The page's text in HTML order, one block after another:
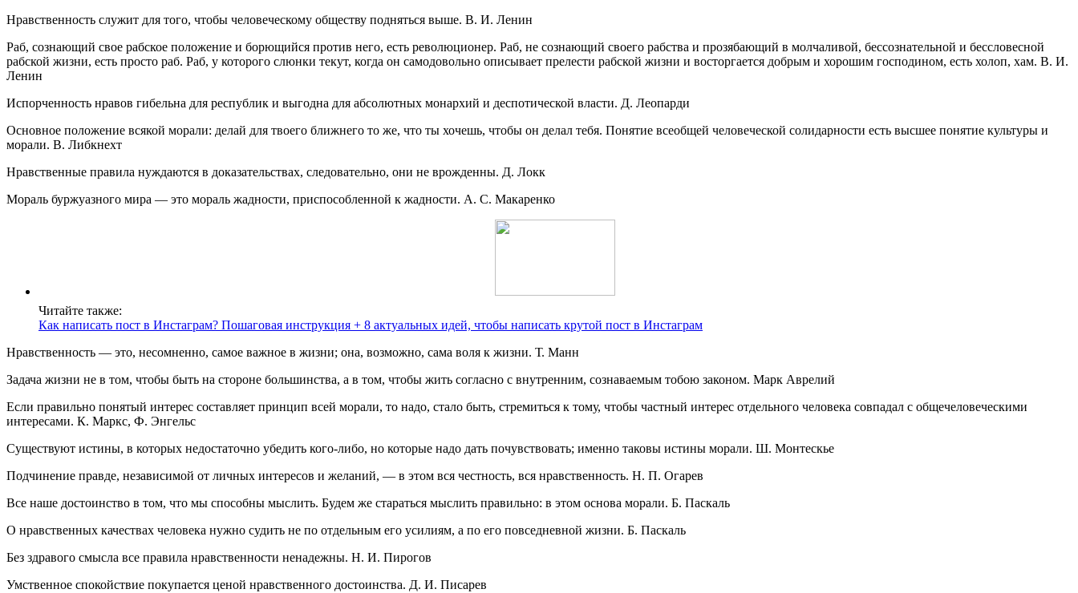
Нравственность служит для того, чтобы человеческому обществу подняться выше. В. И. Ленин
Раб, сознающий свое рабское положение и борющийся против него, есть революционер. Раб, не сознающий своего рабства и прозябающий в молчаливой, бессознательной и бессловесной
рабской жизни, есть просто раб. Раб, у которого слюнки текут, когда он самодовольно описывает прелести рабской жизни и восторгается добрым и хорошим господином, есть холоп, хам. В. И.
Ленин
Испорченность нравов гибельна для республик и выгодна для абсолютных монархий и деспотической власти. Д. Леопарди
Основное положение всякой морали: делай для твоего ближнего то же, что ты хочешь, чтобы он делал тебя. Понятие всеобщей человеческой солидарности есть высшее понятие культуры и
морали. В. Либкнехт
Нравственные правила нуждаются в доказательствах, следовательно, они не врожденны. Д. Локк
Мораль буржуазного мира — это мораль жадности, приспособленной к жадности. А. С. Макаренко
Читайте также:
Как написать пост в Инстаграм? Пошаговая инструкция + 8 актуальных идей, чтобы написать крутой пост в Инстаграм
Нравственность — это, несомненно, самое важное в жизни; она, возможно, сама воля к жизни. Т. Манн
Задача жизни не в том, чтобы быть на стороне большинства, а в том, чтобы жить согласно с внутренним, сознаваемым тобою законом. Марк Аврелий
Если правильно понятый интерес составляет принцип всей морали, то надо, стало быть, стремиться к тому, чтобы частный интерес отдельного человека совпадал с общечеловеческими
интересами. К. Маркс, Ф. Энгельс
Существуют истины, в которых недостаточно убедить кого-либо, но которые надо дать почувствовать; именно таковы истины морали. Ш. Монтескье
Подчинение правде, независимой от личных интересов и желаний, — в этом вся честность, вся нравственность. Н. П. Огарев
Все наше достоинство в том, что мы способны мыслить. Будем же стараться мыслить правильно: в этом основа морали. Б. Паскаль
О нравственных качествах человека нужно судить не по отдельным его усилиям, а по его повседневной жизни. Б. Паскаль
Без здравого смысла все правила нравственности ненадежны. Н. И. Пирогов
Умственное спокойствие покупается ценой нравственного достоинства. Д. И. Писарев